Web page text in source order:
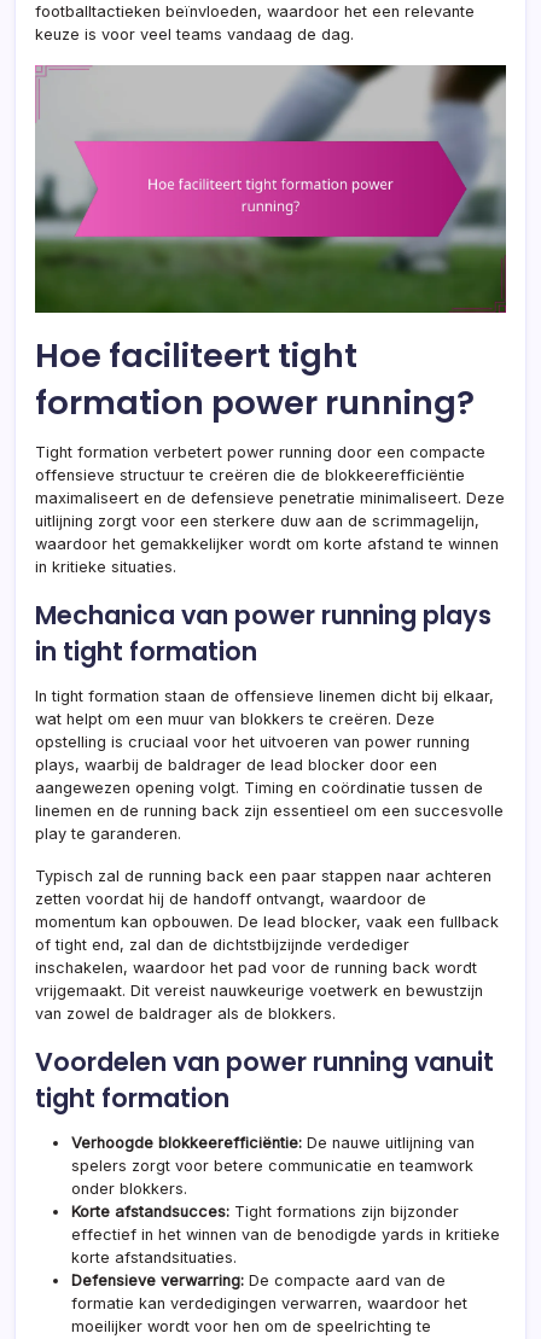
footballtactieken beïnvloeden, waardoor het een relevante
keuze is voor veel teams vandaag de dag.
Hoe faciliteert tight
formation power running?
Tight formation verbetert power running door een compacte
offensieve structuur te creëren die de blokkeerefficiëntie
maximaliseert en de defensieve penetratie minimaliseert. Deze
uitlijning zorgt voor een sterkere duw aan de scrimmagelijn,
waardoor het gemakkelijker wordt om korte afstand te winnen
in kritieke situaties.
Mechanica van power running plays
in tight formation
In tight formation staan de offensieve linemen dicht bij elkaar,
wat helpt om een muur van blokkers te creëren. Deze
opstelling is cruciaal voor het uitvoeren van power running
plays, waarbij de baldrager de lead blocker door een
aangewezen opening volgt. Timing en coördinatie tussen de
linemen en de running back zijn essentieel om een succesvolle
play te garanderen.
Typisch zal de running back een paar stappen naar achteren
zetten voordat hij de handoff ontvangt, waardoor de
momentum kan opbouwen. De lead blocker, vaak een fullback
of tight end, zal dan de dichtstbijzijnde verdediger
inschakelen, waardoor het pad voor de running back wordt
vrijgemaakt. Dit vereist nauwkeurige voetwerk en bewustzijn
van zowel de baldrager als de blokkers.
Voordelen van power running vanuit
tight formation
Verhoogde blokkeerefficiëntie: De nauwe uitlijning van
spelers zorgt voor betere communicatie en teamwork
onder blokkers.
Korte afstandsucces: Tight formations zijn bijzonder
effectief in het winnen van de benodigde yards in kritieke
korte afstandsituaties.
Defensieve verwarring: De compacte aard van de
formatie kan verdedigingen verwarren, waardoor het
moeilijker wordt voor hen om de speelrichting te